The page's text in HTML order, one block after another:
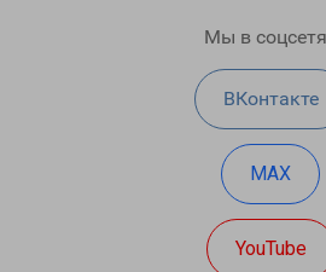
Мы в
ВКонтакте
MAX
YouTube